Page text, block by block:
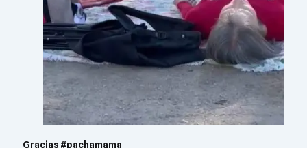
Gracias #pachamama